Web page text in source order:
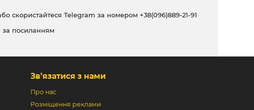
скористайтеся Telegram за номером +38(096)889-21-91
за посиланням
Зв’язатися з нами
Про нас
Розміщення реклами